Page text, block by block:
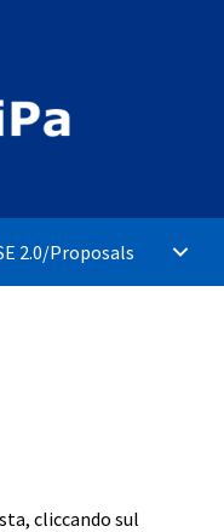
2.0/Proposals Main
cliccando sul